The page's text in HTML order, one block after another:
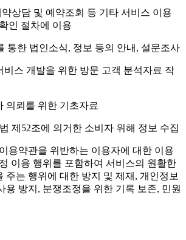
상담 및 예약조회 등 기타 서비스 이용
인 절차에 이용
통한 법인소식, 정보 등의 안내, 설문조사
비스 개발을 위한 방문 고객 분석자료 작
의뢰를 위한 기초자료
제52조에 의거한 소비자 위해 정보 수집
용약관을 위반하는 이용자에 대한 이용
이용 행위를 포함하여 서비스의 원활한
주는 행위에 대한 방지 및 제재, 개인정보
용 방지, 분쟁조정을 위한 기록 보존, 민원